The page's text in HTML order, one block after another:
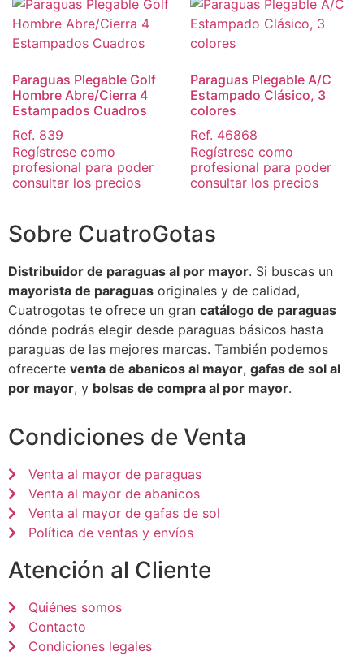
Paraguas Plegable Golf
Hombre Abre/Cierra 4
Estampados Cuadros
Ref. 839
Regístrese como
profesional para poder
consultar los precios
Paraguas Plegable A/C
Estampado Clásico, 3
colores
Ref. 46868
Regístrese como
profesional para poder
consultar los precios
Sobre CuatroGotas
Distribuidor de paraguas al por mayor. Si buscas un
mayorista de paraguas originales y de calidad,
Cuatrogotas te ofrece un gran catálogo de paraguas
dónde podrás elegir desde paraguas básicos hasta
paraguas de las mejores marcas. También podemos
ofrecerte venta de abanicos al mayor, gafas de sol al
por mayor, y bolsas de compra al por mayor.
Condiciones de Venta
Venta al mayor de paraguas
Venta al mayor de abanicos
Venta al mayor de gafas de sol
Política de ventas y envíos
Atención al Cliente
Quiénes somos
Contacto
Condiciones legales